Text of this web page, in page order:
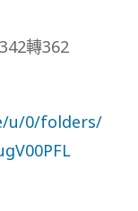
轉362
u/0/folders/